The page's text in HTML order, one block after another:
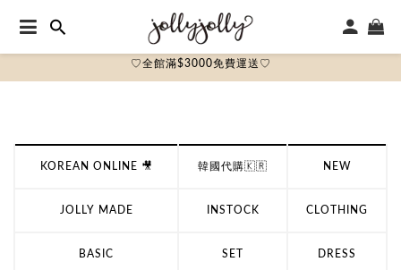
♡全館滿$3000免費運送♡
KOREAN ONLINE 🎥 韓國代購🇰🇷 NEW
JOLLY MADE INSTOCK CLOTHING
BASIC SET DRESS